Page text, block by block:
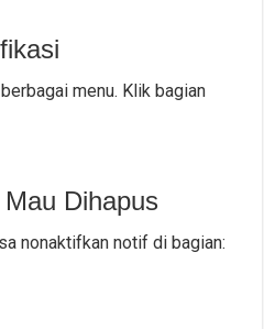
menu. Klik bagian
Dihapus
nonaktifkan notif di bagian: